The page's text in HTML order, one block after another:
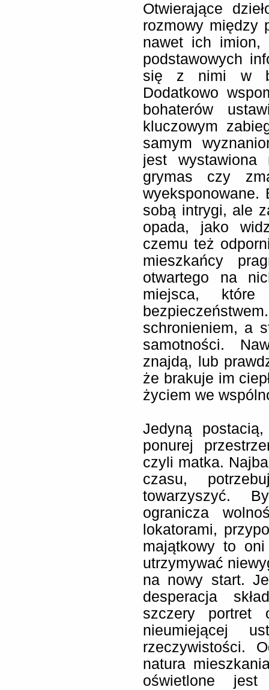
Otwierające
rozmowy między
nawet ich imion,
podstawowych
się z nimi w
Dodatkowo
bohaterów
kluczowym
samym
jest
grymas czy
wyeksponowane.
sobą intrygi, ale
opada, jako
czemu też
mieszkańcy
otwartego na
miejsca,
schronieniem, a
samotności.
znajdą, lub
że brakuje im
życiem we
Jedyną
ponurej
czyli matka.
czasu,
towarzyszyć.
ogranicza
lokatorami,
majątkowy to
utrzymywać
na nowy start.
desperacja
szczery portret
nieumiejącej
rzeczywistości.
natura
oświetlone